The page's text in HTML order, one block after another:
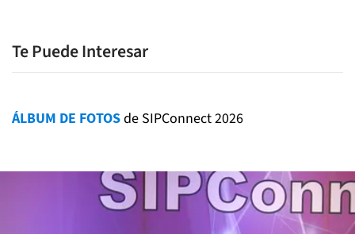
Te Puede Interesar
ÁLBUM DE FOTOSde SIPConnect 2026